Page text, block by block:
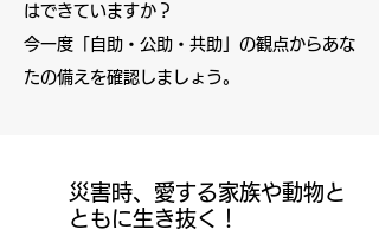
はできていますか？
今一度「自助・公助・共助」の観点からあな
たの備えを確認しましょう。
災害時、愛する家族や動物と
ともに生き抜く！